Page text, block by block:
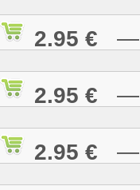
2.95 € —
2.95 € —
2.95 € —